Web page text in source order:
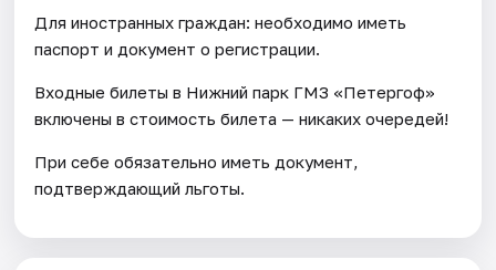
Для иностранных граждан: необходимо иметь
паспорт и документ о регистрации.
Входные билеты в Нижний парк ГМЗ «Петергоф»
включены в стоимость билета — никаких очередей!
При себе обязательно иметь документ,
подтверждающий льготы.